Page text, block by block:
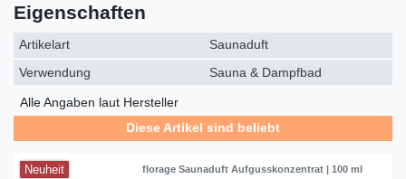
Eigenschaften
Artikelart
Saunaduft
Verwendung
Sauna & Dampfbad
Alle Angaben laut Hersteller
Diese Artikel sind beliebt
Neuheit florage Saunaduft Aufgusskonzentrat | 100 ml